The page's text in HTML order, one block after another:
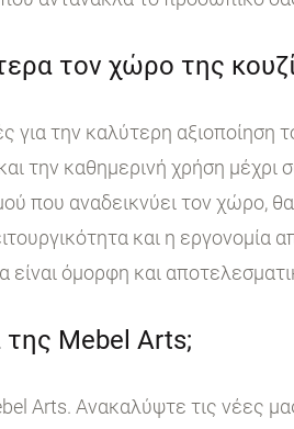
τον χώρο της
για την καλύτερη αξιοποίηση
την καθημερινή χρήση μέχρι
που αναδεικνύει τον χώρο, θα
και η εργονομία
είναι όμορφη και
της Mebel Arts;
Arts. Ανακαλύψτε τις νέες